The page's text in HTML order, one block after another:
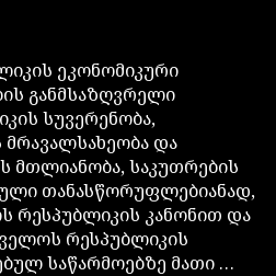
ეკონომიკური
განმსაზღვრელი
სუვერენობა,
და
მთლიანობა, საკუთრების
თანასწორუფლებიანად,
რესპუბლიკის კანონით და
რესპუბლიკის
საწარმოებზე მათი …